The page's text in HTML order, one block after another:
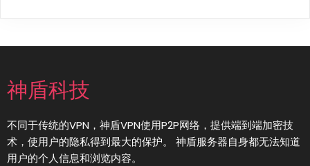
神盾科技
不同于传统的VPN，神盾VPN使用P2P网络，提供端到端加密技
术，使用户的隐私得到最大的保护。 神盾服务器自身都无法知道
用户的个人信息和浏览内容。